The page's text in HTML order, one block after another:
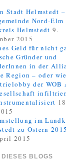
Stadt Helmstedt –
Nord-Elm
Helmstedt 9.
2015
Geld für nicht
Gründer und
in der
Region – oder
der WOB
im
zu Ostern 2015
2015
BLOGS